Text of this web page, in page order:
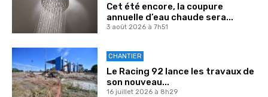
Cet été encore, la coupure
annuelle d’eau chaude sera...
3 août 2026 à 7h51
CHANTIER
Le Racing 92 lance les travaux de
son nouveau...
16 juillet 2026 à 8h29